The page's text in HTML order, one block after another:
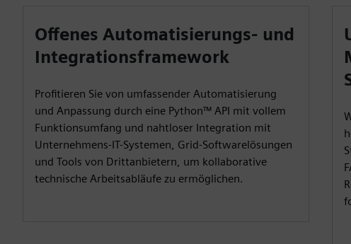
Offenes Automatisierungs- und
Integrationsframework
Profitieren Sie von umfassender Automatisierung
und Anpassung durch eine Python™ API mit vollem
Funktionsumfang und nahtloser Integration mit
Unternehmens-IT-Systemen, Grid-Softwarelösungen
und Tools von Drittanbietern, um kollaborative
technische Arbeitsabläufe zu ermöglichen.